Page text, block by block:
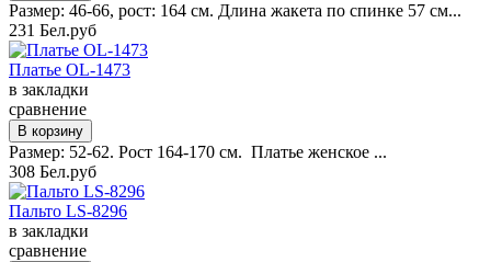
Размер: 46-66, рост: 164 см. Длина жакета по спинке 57 см...
231 Бел.руб
Платье OL-1473
в закладки
сравнение
Размер: 52-62. Рост 164-170 см. Платье женское ...
308 Бел.руб
Пальто LS-8296
в закладки
сравнение